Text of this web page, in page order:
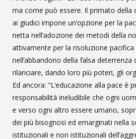
ma come può essere. Il primato della
ai giudici impone un’opzione per la
netta nell’adozione dei metodi della
attivamente per la risoluzione
nell’abbandono della falsa deterrenza
rilanciare, dando loro più poteri, gli
Ed ancora: “L’educazione alla pace è
responsabilità ineludibile che ogni
e verso ogni altro essere umano,
dei più bisognosi ed emarginati nella
istituzionali e non istituzionali